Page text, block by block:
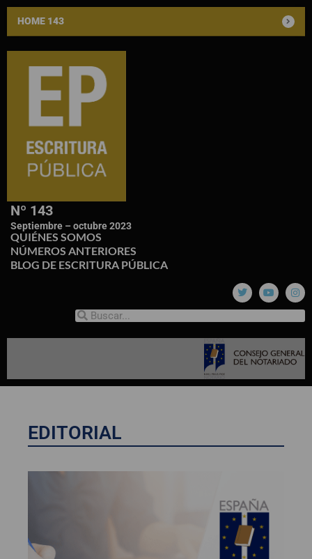
HOME 143
Nº 143
Septiembre – octubre 2023
QUIÉNES SOMOS
NÚMEROS ANTERIORES
BLOG DE ESCRITURA PÚBLICA
EDITORIAL